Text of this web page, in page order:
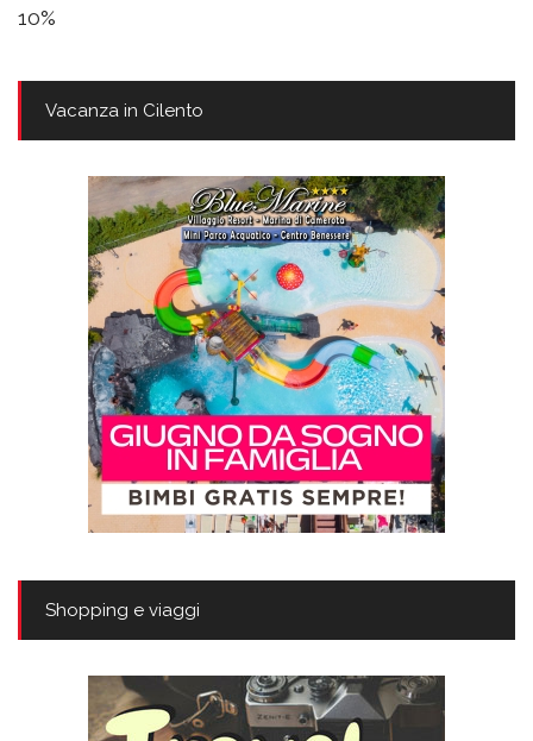
10%
Vacanza in Cilento
Shopping e viaggi